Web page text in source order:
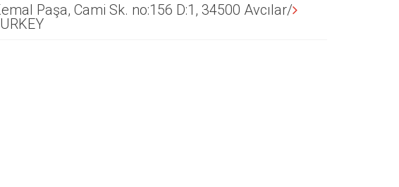
Paşa, Cami Sk. no:156 D:1, 34500 Avcılar/